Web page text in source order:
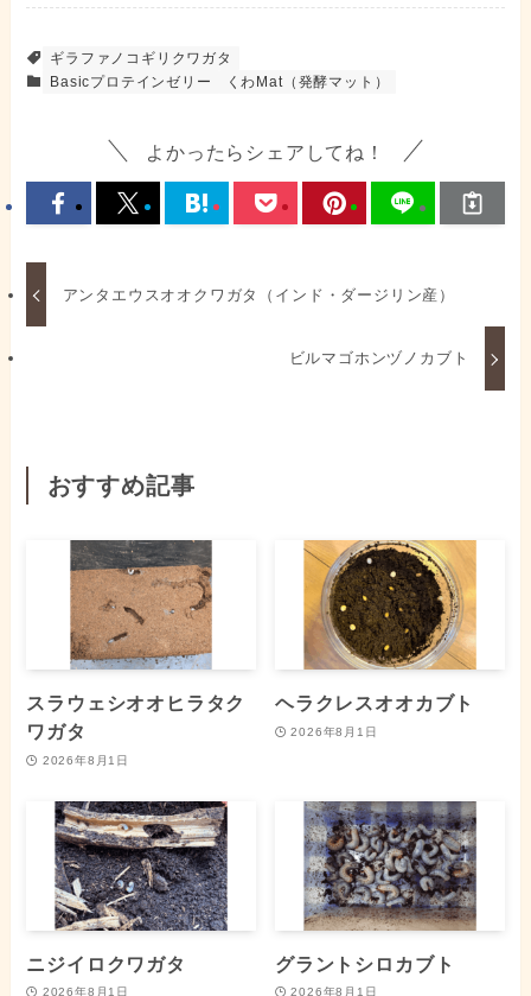
ギラファノコギリクワガタ
Basicプロテインゼリー
くわMat（発酵マット）
よかったらシェアしてね！
アンタエウスオオクワガタ（インド・ダージリン産）
ビルマゴホンヅノカブト
おすすめ記事
スラウェシオオヒラタク
ワガタ
2026年8月1日
ヘラクレスオオカブト
2026年8月1日
ニジイロクワガタ
2026年8月1日
グラントシロカブト
2026年8月1日